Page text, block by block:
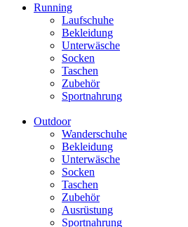
Running
Laufschuhe
Bekleidung
Unterwäsche
Socken
Taschen
Zubehör
Sportnahrung
Outdoor
Wanderschuhe
Bekleidung
Unterwäsche
Socken
Taschen
Zubehör
Ausrüstung
Sportnahrung